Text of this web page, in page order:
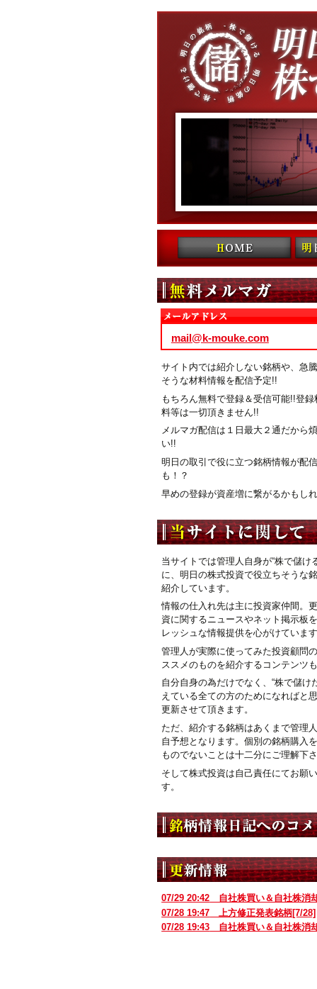
コンテンツへ移動
mail@k-mouke.com
サイト内では紹介しない銘柄や、急
そうな材料情報を配信予定!!
もちろん無料で登録＆受信可能!!登録
料等は一切頂きません!!
メルマガ配信は１日最大２通だから
い!!
明日の取引で役に立つ銘柄情報が配
も！？
早めの登録が資産増に繋がるかもし
当サイトでは管理人自身が“株で儲け
に、明日の株式投資で役立ちそうな
紹介しています。
情報の仕入れ先は主に投資家仲間。
資に関するニュースやネット掲示板
レッシュな情報提供を心がけていま
管理人が実際に使ってみた投資顧問
ススメのものを紹介するコンテンツ
自分自身の為だけでなく、“株で儲け
えている全ての方のためになればと
更新させて頂きます。
ただ、紹介する銘柄はあくまで管理
自予想となります。個別の銘柄購入
ものでないことは十二分にご理解下
そして株式投資は自己責任にてお願
す。
07/29 20:42 自社株買い＆自社株消
07/28 19:47 上方修正発表銘柄[7/28]
07/28 19:43 自社株買い＆自社株消